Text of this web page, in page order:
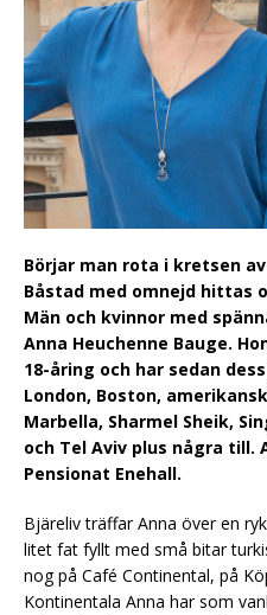
Börjar man rota i kretsen
Båstad med omnejd hittas
Män och kvinnor med
Anna Heuchenne Bauge.
18-åring och har sedan
London, Boston,
Marbella, Sharmel Sheik,
och Tel Aviv plus några till.
Pensionat Enehall.
Bjäreliv träffar Anna över en
litet fat fyllt med små bitar
nog på Café Continental, på
Kontinentala Anna har som